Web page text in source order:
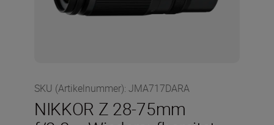
SKU (Artikelnummer): JMA717DARA
NIKKOR Z 28-75mm